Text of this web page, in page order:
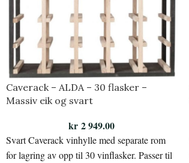
Caverack – ALDA – 30 flasker –
Massiv eik og svart
kr 2 949.00
Svart Caverack vinhylle med separate rom
for lagring av opp til 30 vinflasker. Passer til